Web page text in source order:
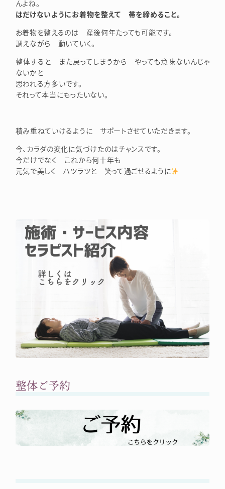
んよね。
はだけないようにお着物を整えて 帯を締めること。
お着物を整えるのは 産後何年たっても可能です。
調えながら 動いていく。
整体すると また戻ってしまうから やっても意味ないんじゃ
ないかと
思われる方多いです。
それって本当にもったいない。
積み重ねていけるように サポートさせていただきます。
今、カラダの変化に気づけたのはチャンスです。
今だけでなく これから何十年も
元気で美しく ハツラツと 笑って過ごせるように
整体ご予約